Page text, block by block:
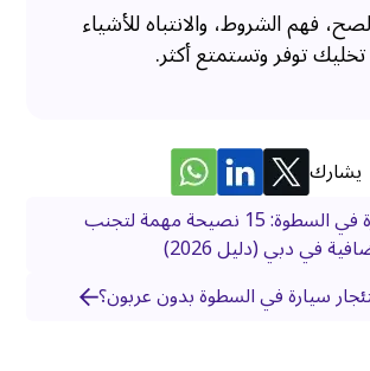
فهم الشروط، والانتباه للأشياء
توفر وتستمتع أكثر.
يشارك
تأجير سيارة في السطوة: 15 نصيحة مهمة لتجنب
في دبي (دليل 2026)
سيارة في السطوة بدون عربون؟